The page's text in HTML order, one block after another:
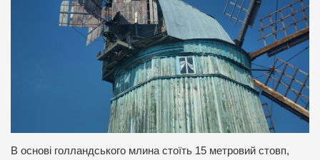
В основі голландського млина стоїть 15 метровий стовп,